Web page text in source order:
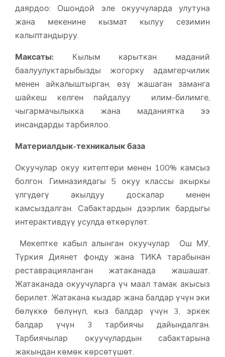
даярдоо: Ошондой эле окуучуларда улутуна
жана мекенине кызмат кылуу сезимин
калыптандыруу.
Максаты: Кылым карыткан маданий
баалуулуктарыбызды жогорку адамгерчилик
менен айкалыштырган, өзү жашаган заманга
шайкеш келген пайдалуу илим-билимге,
чыгармачылыкка жана маданиятка ээ
инсандарды тарбиялоо.
Материалдык-техникалык база
Окуучулар окуу китептери менен 100% камсыз
болгон. Гимназиядагы 5 окуу классы акыркы
үлгүдөгү акылдуу доскалар менен
камсыздалган. Сабактардын дээрлик бардыгы
интерактивдүү усулда өткөрүлөт.
Мекептке кабыл алынган окуучулар Ош МУ,
Түркия Диянет фонду жана ТИКА тарабынан
реставрацияланган жатаканада жашашат.
Жатаканада окуучуларга үч маал тамак акысыз
берилет. Жатакана кыздар жана балдар үчүн эки
бөлүккө бөлүнүп, кыз балдар үчүн 3, эркек
балдар үчүн 3 тарбиячы дайындалган.
Тарбиячылар окуучулардын сабактарына
жакындан көмөк көрсөтүшөт.